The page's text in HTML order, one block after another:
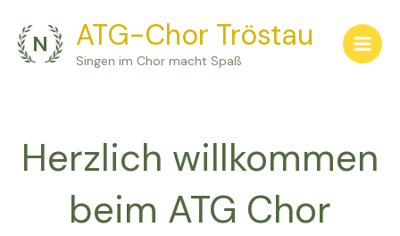
Inhalt
springen
ATG-Chor Tröstau
Singen im Chor macht Spaß
Herzlich willkommen
beim ATG Chor